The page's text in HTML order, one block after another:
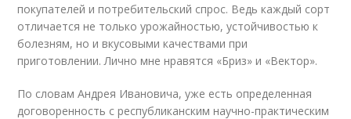
покупателей и потребительский спрос. Ведь каждый сорт
отличается не только урожайностью, устойчивостью к
болезням, но и вкусовыми качествами при
приготовлении. Лично мне нравятся «Бриз» и «Вектор».
По словам Андрея Ивановича, уже есть определенная
договоренность с республиканским научно-практическим